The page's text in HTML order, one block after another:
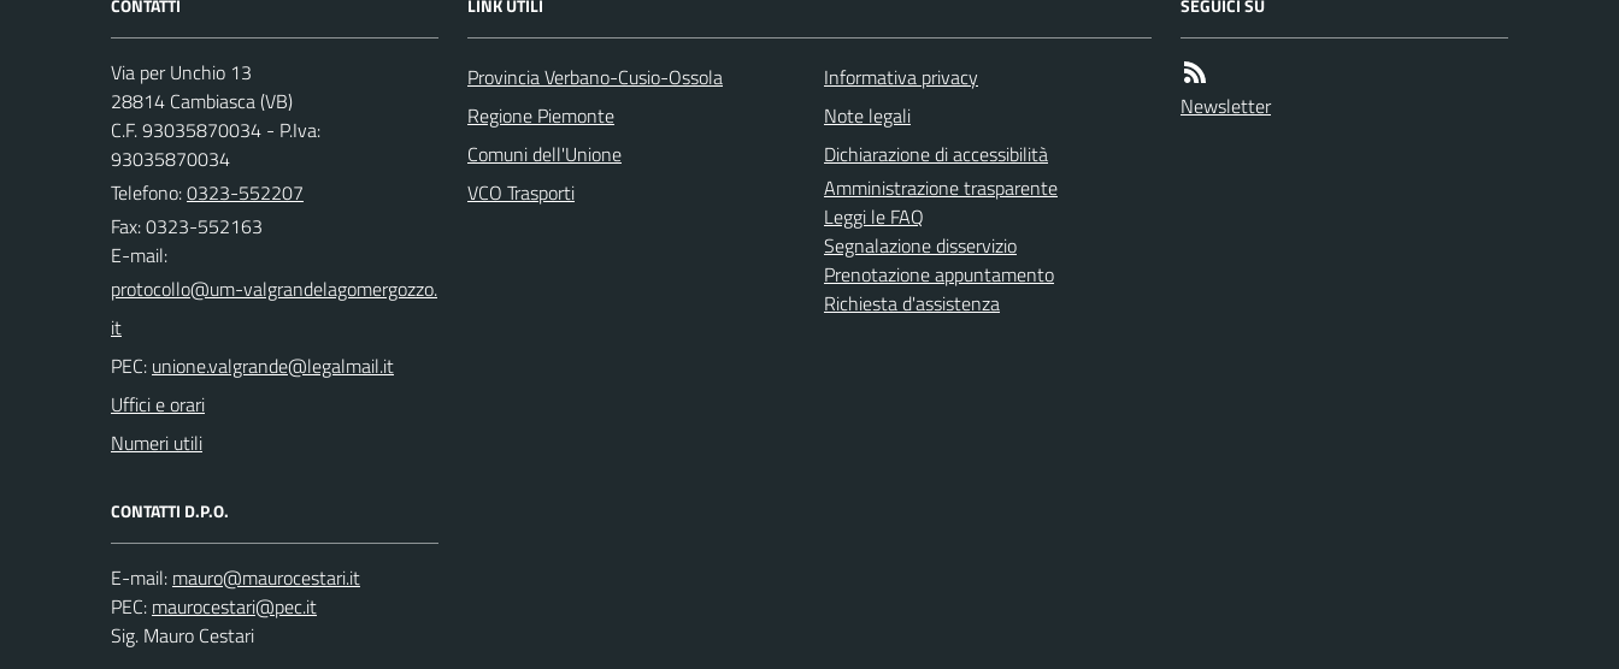
Via per Unchio 13
28814 Cambiasca (VB)
C.F. 93035870034 - P.Iva:
93035870034
Telefono:0323-552207
Fax: 0323-552163
E-mail:
PEC:
Uffici e orari
Numeri utili
CONTATTI D.P.O.
E-mail:
PEC:
Sig. Mauro Cestari
Provincia Verbano-Cusio-Ossola
Regione Piemonte
Comuni dell'Unione
VCO Trasporti
Informativa privacy
Note legali
Dichiarazione di accessibilità
Amministrazione trasparente
Leggi le FAQ
Segnalazione disservizio
Prenotazione appuntamento
Richiesta d'assistenza
Newsletter